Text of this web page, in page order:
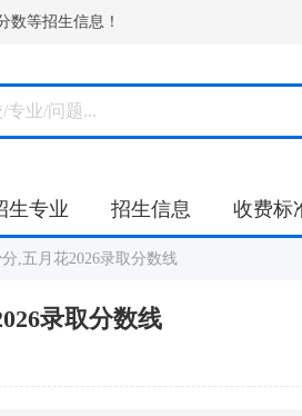
数等招生信息！
生专业 招生信息 收费标
,五月花2026录取分数线
录取分数线